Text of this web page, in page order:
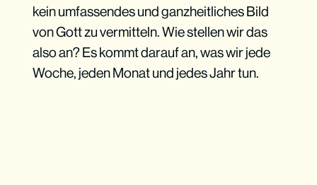
kein umfassendes und ganzheitliches Bild
von Gott zu vermitteln. Wie stellen wir das
also an? Es kommt darauf an, was wir jede
Woche, jeden Monat und jedes Jahr tun.